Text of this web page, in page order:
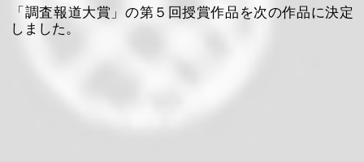
「調査報道大賞」の第５回授賞作品を次の作品に決定
しました。